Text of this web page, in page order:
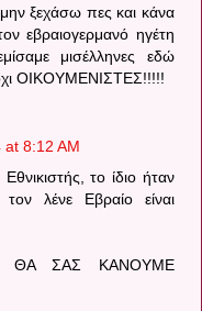
ξεχάσω πες και κάνα
εβραιογερμανό ηγέτη
μισέλληνες εδώ
ΟΙΚΟΥΜΕΝΙΣΤΕΣ!!!!!
8:12 AM
το ίδιο ήταν
λένε Εβραίο είναι
ΘΑ ΣΑΣ ΚΑΝΟΥΜΕ